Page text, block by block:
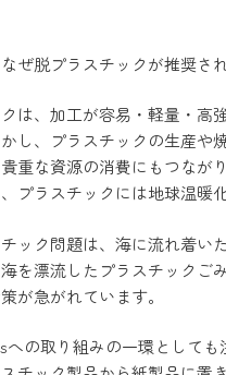
ぜ脱プラスチックが推奨さ
は、加工が容易・軽量・高
し、プラスチックの生産
重な資源の消費にもつなが
プラスチックには地球温暖
ック問題は、海に流れ着い
を漂流したプラスチックご
が急がれています。
への取り組みの一環として